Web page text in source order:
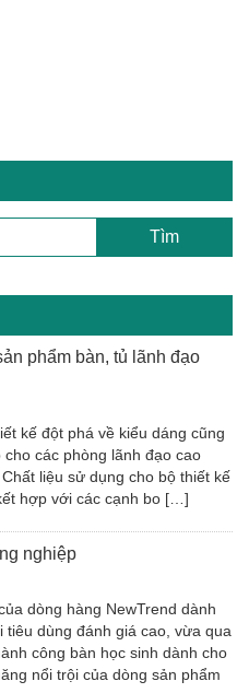
phẩm bàn, tủ lãnh đạo
kế đột phá về kiểu dáng cũng
các phòng lãnh đạo cao
liệu sử dụng cho bộ thiết kế
hợp với các cạnh bo […]
nghiệp
dòng hàng NewTrend dành
dùng đánh giá cao, vừa qua
công bàn học sinh dành cho
nổi trội của dòng sản phẩm